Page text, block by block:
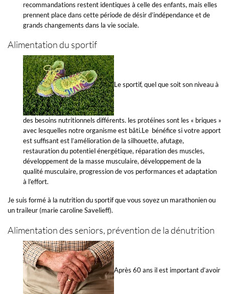
recommandations restent identiques à celle des enfants, mais elles
prennent place dans cette période de désir d’indépendance et de
grands changements dans la vie sociale.
Alimentation du sportif
Le sportif, quel que soit son niveau à
des besoins nutritionnels différents. les protéines sont les « briques »
avec lesquelles notre organisme est bâti.Le bénéfice si votre apport
est suffisant est l’amélioration de la silhouette, afutage,
restauration du potentiel énergétique, réparation des muscles,
développement de la masse musculaire, développement de la
qualité musculaire, progression de vos performances et adaptation
à l’effort.
Je suis formé à la nutrition du sportif que vous soyez un marathonien ou
un traileur (marie caroline Savelieff).
Alimentation des seniors, prévention de la dénutrition
Après 60 ans il est important d’avoir